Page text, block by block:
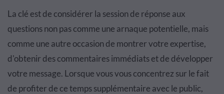
La clé est de considérer la session de réponse aux
questions non pas comme une arnaque potentielle, mais
comme une autre occasion de montrer votre expertise,
d'obtenir des commentaires immédiats et de développer
votre message. Lorsque vous vous concentrez sur le fait
de profiter de ce temps supplémentaire avec le public,